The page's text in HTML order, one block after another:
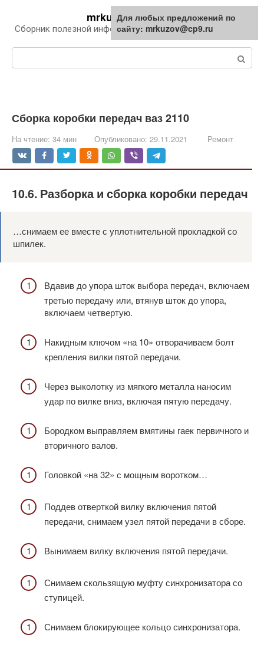
контенту
mrkuzov.ru
Сборник полезной информации про автомобили
Сборка коробки передач ваз 2110
На чтение: 34 мин Опубликовано: 29.11.2021 Ремонт
10.6. Разборка и сборка коробки передач
…снимаем ее вместе с уплотнительной прокладкой со
шпилек.
Вдавив до упора шток выбора передач, включаем
третью передачу или, втянув шток до упора,
включаем четвертую.
Накидным ключом «на 10» отворачиваем болт
крепления вилки пятой передачи.
Через выколотку из мягкого металла наносим
удар по вилке вниз, включая пятую передачу.
Бородком выправляем вмятины гаек первичного и
вторичного валов.
Головкой «на 32» с мощным воротком…
Поддев отверткой вилку включения пятой
передачи, снимаем узел пятой передачи в сборе.
Вынимаем вилку включения пятой передачи.
Снимаем скользящую муфту синхронизатора со
ступицей.
Снимаем блокирующее кольцо синхронизатора.
Для любых предложений по
сайту: mrkuzov@cp9.ru
Для любых предложений по
сайту: mrkuzov@cp9.ru